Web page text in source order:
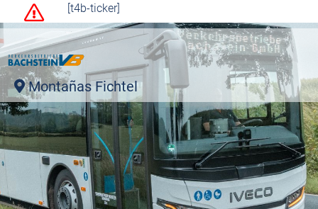
[t4b-ticker]
Montañas Fichtel